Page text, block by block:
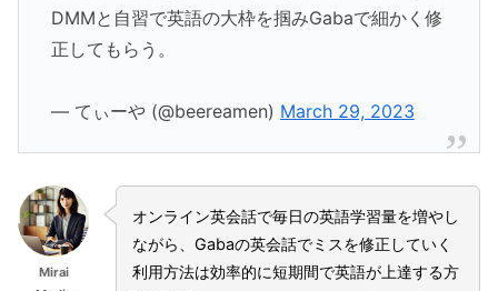
DMMと自習で英語の大枠を掴みGabaで細かく修
正してもらう。
— てぃーや (@beereamen) March 29, 2023
Mirai
オンライン英会話で毎日の英語学習量を増やし
ながら、Gabaの英会話でミスを修正していく
利用方法は効率的に短期間で英語が上達する方